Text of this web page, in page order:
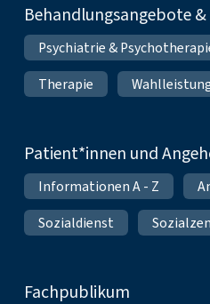
Behandlungsangebote
Psychiatrie &
Therapie
Patient*innen und
Informationen A - Z
Sozialdienst
Fachpublikum